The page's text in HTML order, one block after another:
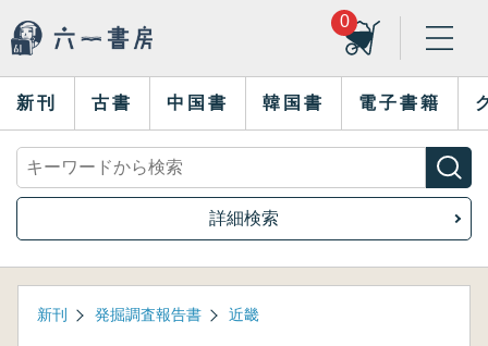
0
新刊 古書 中国書 韓国書 電子書籍
詳細検索
新刊 発掘調査報告書 近畿